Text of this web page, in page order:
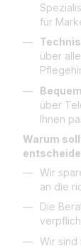
für
über
über
Ihnen
Warum
Wir
an die
Die
Wir sind